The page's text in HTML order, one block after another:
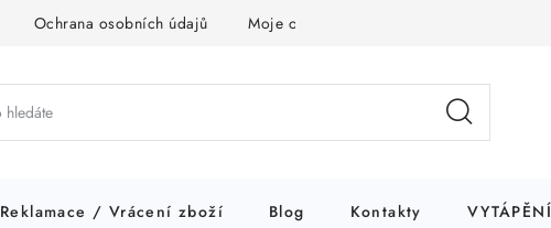
Ochrana osobních údajů Moje objednávka
Reklamace / Vrácení zboží Blog Kontakty VYTÁPĚNÍ